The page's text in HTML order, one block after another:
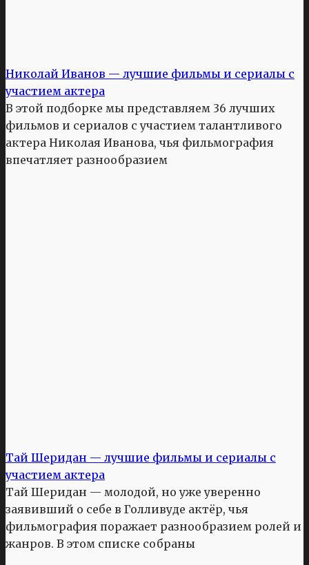
Николай Иванов — лучшие фильмы и сериалы с
участием актера
В этой подборке мы представляем 36 лучших
фильмов и сериалов с участием талантливого
актера Николая Иванова, чья фильмография
впечатляет разнообразием
Тай Шеридан — лучшие фильмы и сериалы с
участием актера
Тай Шеридан — молодой, но уже уверенно
заявивший о себе в Голливуде актёр, чья
фильмография поражает разнообразием ролей и
жанров. В этом списке собраны